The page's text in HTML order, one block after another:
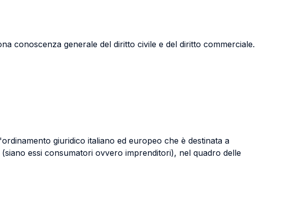
conoscenza generale del diritto civile e del diritto commerciale.
giuridico italiano ed europeo che è destinata a
essi consumatori ovvero imprenditori), nel quadro delle